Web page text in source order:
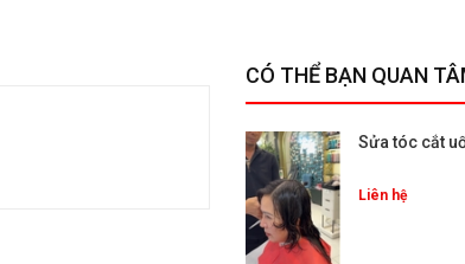
CÓ THỂ BẠN QUAN
Sửa tóc cắt
Liên hệ